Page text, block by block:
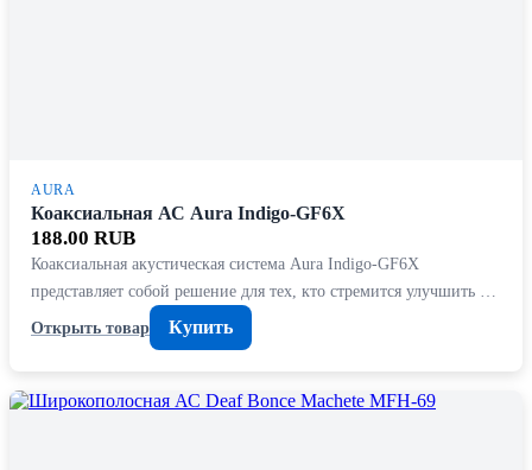
AURA
Коаксиальная АС Aura Indigo-GF6X
188.00 RUB
Коаксиальная акустическая система Aura Indigo-GF6X
представляет собой решение для тех, кто стремится улучшить …
Открыть товар
Купить